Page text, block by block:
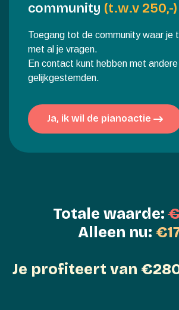
community (t.w.v 250,-)
Toegang tot de community waar je
met al je vragen.
En contact kunt hebben met andere
gelijkgestemden.
Ja, ik wil de pianoactie
Totale waarde:
Alleen nu:
Je profiteert van